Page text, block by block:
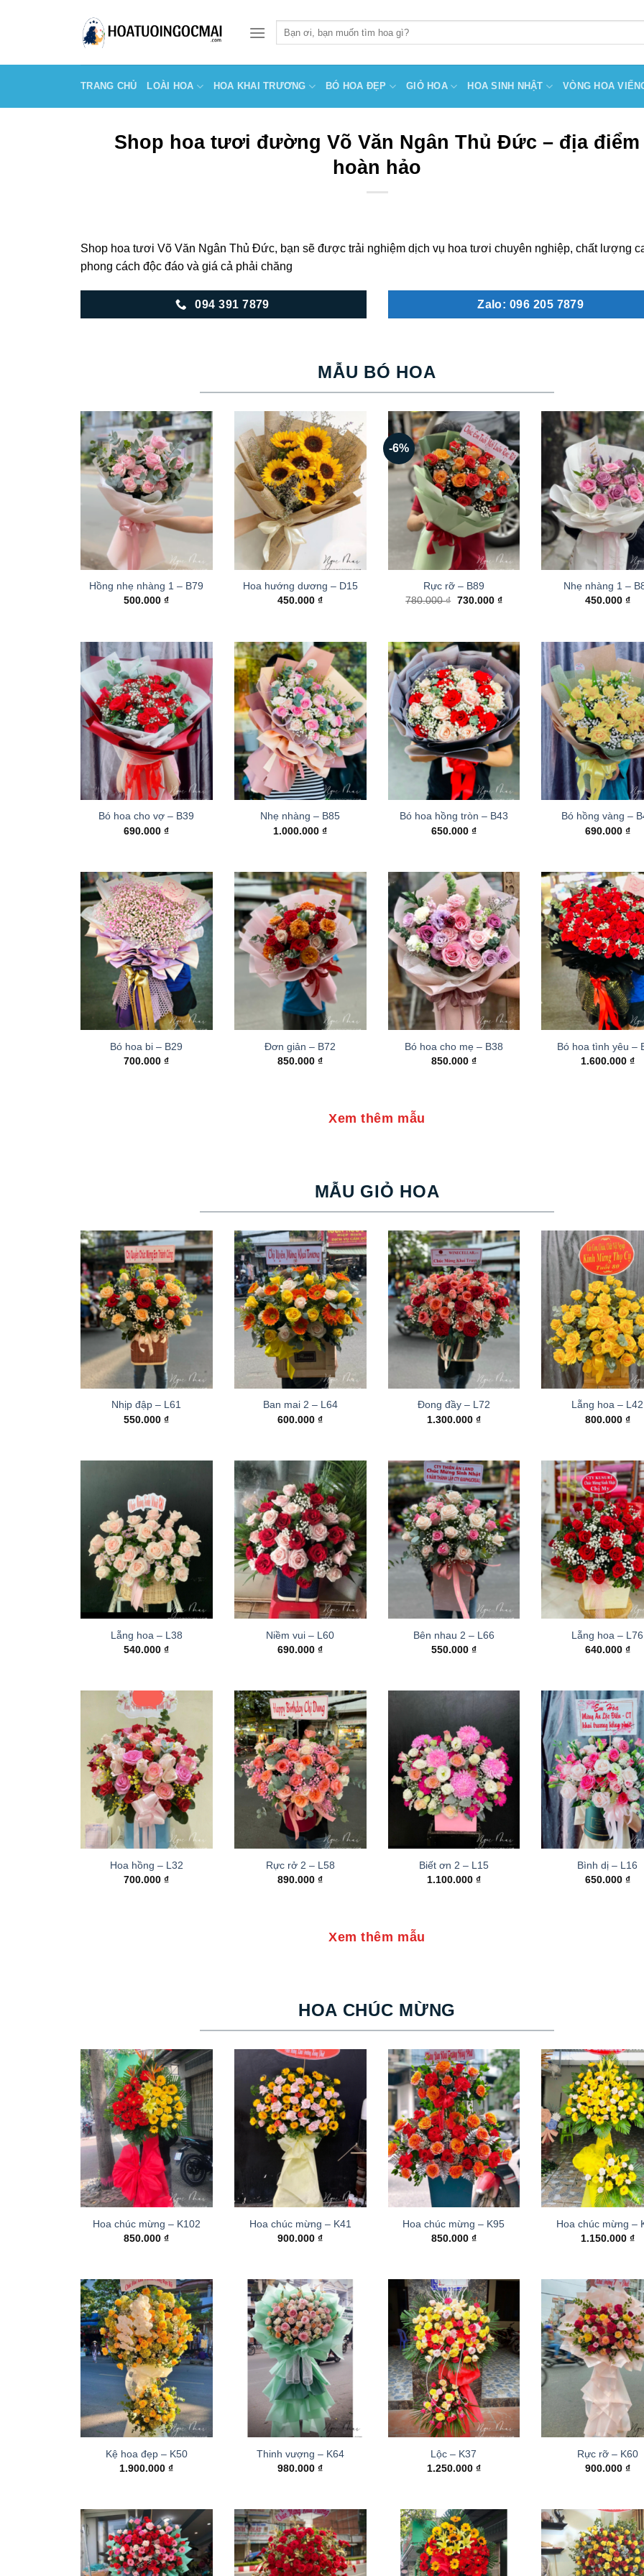
kiếm:
TRANG CHỦ LOÀI HOA HOA KHAI TRƯƠNG BÓ HOA ĐẸP GIỎ HOA HOA SINH NHẬT VÒNG HOA
Shop hoa tươi đường Võ Văn Ngân Thủ Đức – địa điểm
hoàn hảo
Shop hoa tươi Võ Văn Ngân Thủ Đức, bạn sẽ được trải nghiệm dịch vụ hoa tươi chuyên nghiệp, chất lượng
phong cách độc đáo và giá cả phải chăng
094 391 7879 Zalo: 096 205 7879
MẪU BÓ HOA
Hồng nhẹ nhàng 1 – B79
500.000₫
Hoa hướng dương – D15
450.000₫
-6%
Rực rỡ – B89
780.000₫ Giá
730.000 ₫Giá
730.000 ₫.
Nhẹ nhàng 1 –
450.000 ₫
Bó hoa cho vợ – B39
690.000₫
Nhẹ nhàng – B85
1.000.000₫
Bó hoa hồng tròn – B43
650.000 ₫
Bó hồng vàng –
690.000 ₫
Bó hoa bi – B29
700.000₫
Đơn giản – B72
850.000₫
Bó hoa cho mẹ – B38
850.000 ₫
Bó hoa tình yêu –
1.600.000 ₫
Xem thêm mẫu
MẪU GIỎ HOA
Nhịp đập – L61
550.000₫
Ban mai 2 – L64
600.000₫
Đong đầy – L72
1.300.000 ₫
Lẵng hoa – L42
800.000 ₫
Lẵng hoa – L38
540.000₫
Niềm vui – L60
690.000₫
Bên nhau 2 – L66
550.000 ₫
Lẵng hoa – L76
640.000 ₫
Hoa hồng – L32
700.000₫
Rực rở 2 – L58
890.000₫
Biết ơn 2 – L15
1.100.000 ₫
Bình dị – L16
650.000 ₫
Xem thêm mẫu
HOA CHÚC MỪNG
Hoa chúc mừng – K102
850.000₫
Hoa chúc mừng – K41
900.000₫
Hoa chúc mừng – K95
850.000 ₫
Hoa chúc mừng –
1.150.000 ₫
Kệ hoa đẹp – K50
1.900.000₫
Thinh vượng – K64
980.000₫
Lộc – K37
1.250.000 ₫
Rực rỡ – K60
900.000 ₫